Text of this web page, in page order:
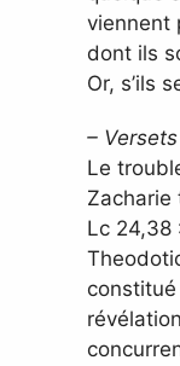
viennent
dont ils
Or, s’ils
–
Le
Zacharie
Lc 24,38